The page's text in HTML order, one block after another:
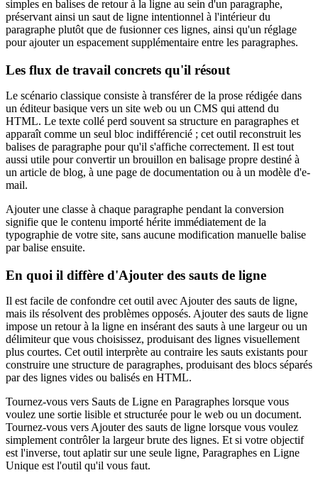
simples en balises de retour à la ligne au sein d'un paragraphe,
préservant ainsi un saut de ligne intentionnel à l'intérieur du
paragraphe plutôt que de fusionner ces lignes, ainsi qu'un réglage
pour ajouter un espacement supplémentaire entre les paragraphes.
Les flux de travail concrets qu'il résout
Le scénario classique consiste à transférer de la prose rédigée dans
un éditeur basique vers un site web ou un CMS qui attend du
HTML. Le texte collé perd souvent sa structure en paragraphes et
apparaît comme un seul bloc indifférencié ; cet outil reconstruit les
balises de paragraphe pour qu'il s'affiche correctement. Il est tout
aussi utile pour convertir un brouillon en balisage propre destiné à
un article de blog, à une page de documentation ou à un modèle d'e-
mail.
Ajouter une classe à chaque paragraphe pendant la conversion
signifie que le contenu importé hérite immédiatement de la
typographie de votre site, sans aucune modification manuelle balise
par balise ensuite.
En quoi il diffère d'Ajouter des sauts de ligne
Il est facile de confondre cet outil avec Ajouter des sauts de ligne,
mais ils résolvent des problèmes opposés. Ajouter des sauts de ligne
impose un retour à la ligne en insérant des sauts à une largeur ou un
délimiteur que vous choisissez, produisant des lignes visuellement
plus courtes. Cet outil interprète au contraire les sauts existants pour
construire une structure de paragraphes, produisant des blocs séparés
par des lignes vides ou balisés en HTML.
Tournez-vous vers Sauts de Ligne en Paragraphes lorsque vous
voulez une sortie lisible et structurée pour le web ou un document.
Tournez-vous vers Ajouter des sauts de ligne lorsque vous voulez
simplement contrôler la largeur brute des lignes. Et si votre objectif
est l'inverse, tout aplatir sur une seule ligne, Paragraphes en Ligne
Unique est l'outil qu'il vous faut.